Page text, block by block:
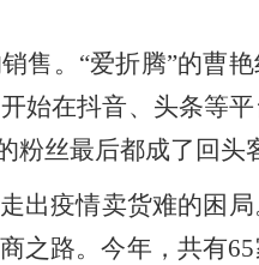
售。“爱折腾”的曹
始在抖音、头条等
丝最后都成了回头
出疫情卖货难的困
之路。今年，共有